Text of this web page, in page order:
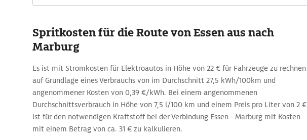
Spritkosten für die Route von Essen aus nach
Marburg
Es ist mit Stromkosten für Elektroautos in Höhe von 22 € für Fahrzeuge zu rechnen
auf Grundlage eines Verbrauchs von im Durchschnitt 27,5 kWh/100km und
angenommener Kosten von 0,39 €/kWh. Bei einem angenommenen
Durchschnittsverbrauch in Höhe von 7,5 l/100 km und einem Preis pro Liter von 2 €
ist für den notwendigen Kraftstoff bei der Verbindung Essen - Marburg mit Kosten
mit einem Betrag von ca. 31 € zu kalkulieren.